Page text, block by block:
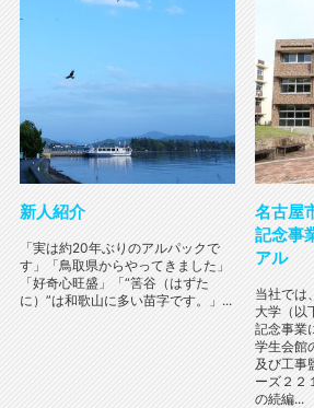
新人紹介
「実は約20年ぶりのアルパックで
す」「鳥取県からやってきました」
「好奇心旺盛」「“筈谷（はずた
に）”は和歌山に多い苗字です。」...
名古屋
記念事
アル
当社では
大学（以
記念事業
学生会館
及び工事
ーズ２２
の続編...